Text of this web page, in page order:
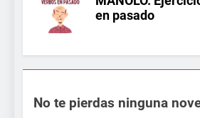
No te pierdas ninguna